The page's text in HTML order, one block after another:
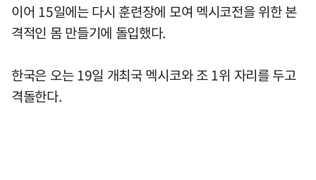
이어 15일에는 다시 훈련장에 모여 멕시코전을 위한 본
격적인 몸 만들기에 돌입했다.
한국은 오는 19일 개최국 멕시코와 조 1위 자리를 두고
격돌한다.